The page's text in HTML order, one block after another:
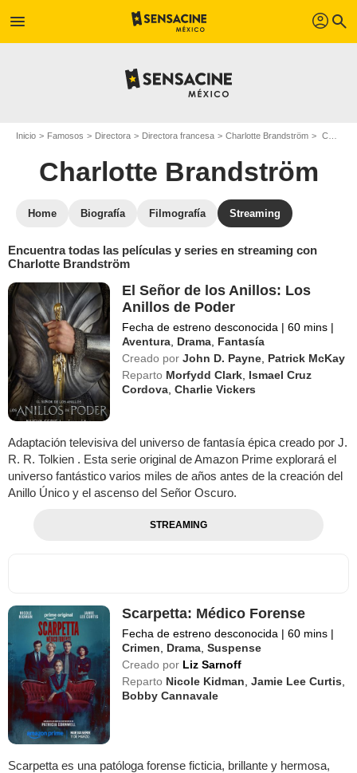
menu profil search
Inicio Famosos Directora Directora francesa Charlotte Brandström Charlotte Brandström : películas y series online
Charlotte Brandström
Home Biografía Filmografía Streaming
Encuentra todas las películas y series en streaming con
Charlotte Brandström
El Señor de los Anillos: Los
Anillos de Poder
Fecha de estreno desconocida | 60 mins |
Aventura Drama Fantasía
Creado por John D. Payne Patrick McKay
Reparto Morfydd Clark Ismael Cruz
Cordova ,Charlie Vickers
Adaptación televisiva del universo de fantasía épica creado por J.
R. R. Tolkien . Esta serie original de Amazon Prime explorará el
universo fantástico varios miles de años antes de la creación del
Anillo Único y el ascenso del Señor Oscuro.
STREAMING
Scarpetta: Médico Forense
Fecha de estreno desconocida | 60 mins |
Crimen
Drama ,Suspense
Creado por Liz Sarnoff
Reparto Nicole Kidman ,Jamie Lee Curtis
Bobby Cannavale
Scarpetta es una patóloga forense ficticia, brillante y hermosa,